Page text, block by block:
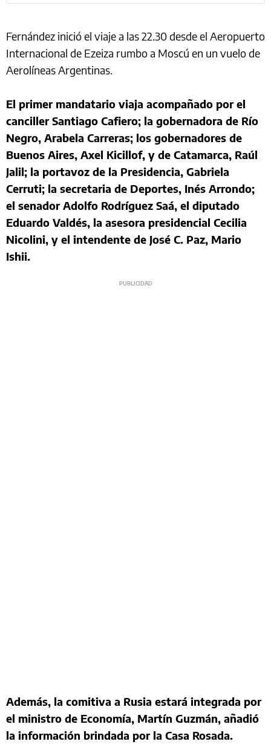
Fernández inició el viaje a las 22.30 desde el Aeropuerto
Internacional de Ezeiza rumbo a Moscú en un vuelo de
Aerolíneas Argentinas.
El primer mandatario viaja acompañado por el
canciller Santiago Cafiero; la gobernadora de Río
Negro, Arabela Carreras; los gobernadores de
Buenos Aires, Axel Kicillof, y de Catamarca, Raúl
Jalil; la portavoz de la Presidencia, Gabriela
Cerruti; la secretaria de Deportes, Inés Arrondo;
el senador Adolfo Rodríguez Saá, el diputado
Eduardo Valdés, la asesora presidencial Cecilia
Nicolini, y el intendente de José C. Paz, Mario
Ishii.
Además, la comitiva a Rusia estará integrada por
el ministro de Economía, Martín Guzmán, añadió
la información brindada por la Casa Rosada.